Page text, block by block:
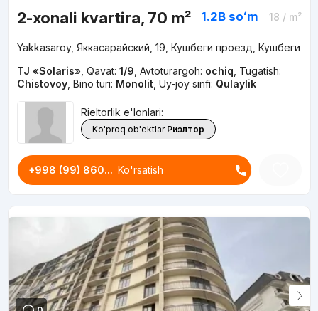
2-xonali kvartira, 70 m² 1.2B soʻm 18 / m²
Yakkasaroy, Яккасарайский, 19, Кушбеги проезд, Кушбеги
TJ «Solaris» Qavat: 1/9 Avtoturargoh: ochiq Tugatish:
Chistovoy, Bino turi: Monolit, Uy-joy sinfi: Qulaylik
Rieltorlik e'lonlari:
Ko'proq ob'ektlar Риэлтор
+998 (99) 860... Ko'rsatish